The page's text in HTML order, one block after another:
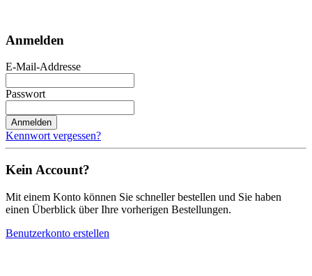
Anmelden
E-Mail-Addresse
Passwort
Anmelden
Kennwort vergessen?
Kein Account?
Mit einem Konto können Sie schneller bestellen und Sie haben
einen Überblick über Ihre vorherigen Bestellungen.
Benutzerkonto erstellen